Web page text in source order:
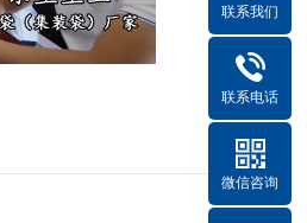
联系我们
联系电话
微信咨询